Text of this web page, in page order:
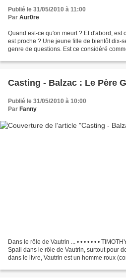
Publié le 31/05/2010 à 11:00
Par Aur0re
Quand est-ce qu'on meurt ? Et d'abord, est
est proche ? Une jeune fille de bientôt dix-
genre de questions. Est ce considéré
Casting - Balzac : Le Père
Publié le 31/05/2010 à 10:00
Par Fanny
Dans le rôle de Vautrin ... • • • • • • •
Spall dans le rôle de Vautrin, surtout pour
dans le livre, Vautrin est un homme roux